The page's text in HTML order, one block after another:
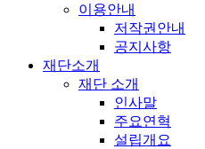
이용안내
저작권안내
공지사항
재단소개
재단 소개
인사말
주요연혁
설립개요